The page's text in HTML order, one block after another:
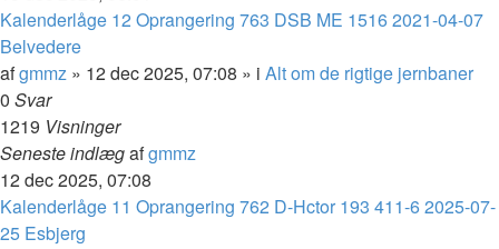
Kalenderlåge 12 Oprangering 763 DSB ME 1516 2021-04-07
Belvedere
afgmmz » 12 dec 2025, 07:08 » i Alt om de rigtige jernbaner
0 Svar
1219 Visninger
Seneste indlægafgmmz
12 dec 2025, 07:08
Kalenderlåge 11 Oprangering 762 D-Hctor 193 411-6 2025-07-
25 Esbjerg